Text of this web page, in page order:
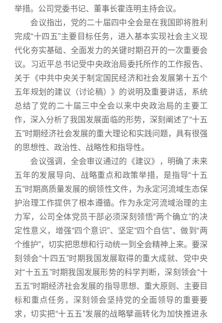
举措。公司党委书记、董事长霍连明主持会议。
会议指出，党的二十届四中全会是在我国即将胜利
完成“十四五”主要目标任务，进入基本实现社会主义现
代化夯实基础、全面发力的关键时期召开的一次重要会
议。习近平总书记受中央政治局委托所作的工作报告、
关于《中共中央关于制定国民经济和社会发展第十五个
五年规划的建议（讨论稿）》的说明及重要讲话，系统
总结了党的二十届三中全会以来中央政治局的主要工
作，深入分析了我国发展面临的形势，深刻阐述了“十五
五”时期经济社会发展的重大理论和实践问题，具有很强
的思想性、政治性、战略性和指导性。
会议强调，全会审议通过的《建议》，明确了未来
五年的发展导向、战略重点和政策举措，是指导“十五
五”时期高质量发展的纲领性文件，为永定河流域生态保
护治理工作提供了根本遵循。作为永定河流域治理的主
力军，公司全体党员干部必须深刻领悟“两个确立”的决
定性意义，增强“四个意识”、坚定“四个自信”、做到“两
个维护”，切实把思想和行动统一到全会精神上来。要深
刻领会“十四五”时期我国发展取得的重大成就、党中央
对“十五五”时期我国发展形势的科学判断，深刻领会“十
五五”时期经济社会发展的指导思想、重大原则、主要目
标和重点任务，深刻领会坚持党的全面领导的重要要
求，切实把“十五五”发展的战略擘画转化为加快推进永